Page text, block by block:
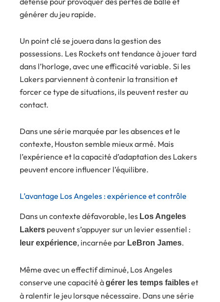
générer du jeu rapide.
Un point clé se jouera dans la gestion des
possessions. Les Rockets ont tendance à jouer tard
dans l’horloge, avec une efficacité variable. Si les
Lakers parviennent à contenir la transition et
forcer ce type de situations, ils peuvent rester au
contact.
Dans une série marquée par les absences et le
contexte, Houston semble mieux armé. Mais
l’expérience et la capacité d’adaptation des Lakers
peuvent encore influencer l’équilibre.
L’avantage Los Angeles : expérience et contrôle
Dans un contexte défavorable, les Los Angeles
Lakers peuvent s’appuyer sur un levier essentiel :
leur expérience, incarnée par LeBron James.
Même avec un effectif diminué, Los Angeles
conserve une capacité àgérer les temps faibleset
à ralentir le jeu lorsque nécessaire. Dans une série